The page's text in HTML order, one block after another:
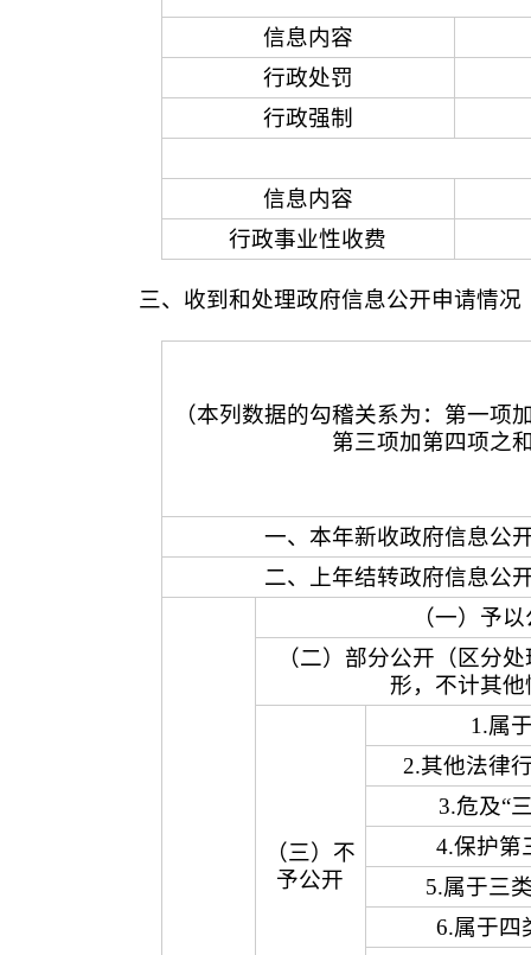
信息内容
行政处罚
行政强制
信息内容
行政事业性收费
三、收到和处理政府信息公开申请情况
（本列数据的勾稽关系为：第一项
第三项加第四项之
一、本年新收政府信息公
二、上年结转政府信息公
（一）予
（二）部分公开（区分
形，不计其他
（三）不
予公开
1.属
2.其他法律
3.危及“
4.保护第
5.属于三
6.属于四